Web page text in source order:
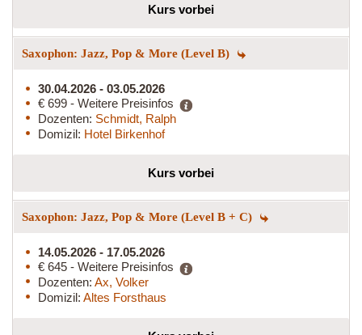
Kurs vorbei
Saxophon: Jazz, Pop & More (Level B)
30.04.2026 - 03.05.2026
€ 699 - Weitere Preisinfos
Dozenten: Schmidt, Ralph
Domizil: Hotel Birkenhof
Kurs vorbei
Saxophon: Jazz, Pop & More (Level B + C)
14.05.2026 - 17.05.2026
€ 645 - Weitere Preisinfos
Dozenten: Ax, Volker
Domizil: Altes Forsthaus